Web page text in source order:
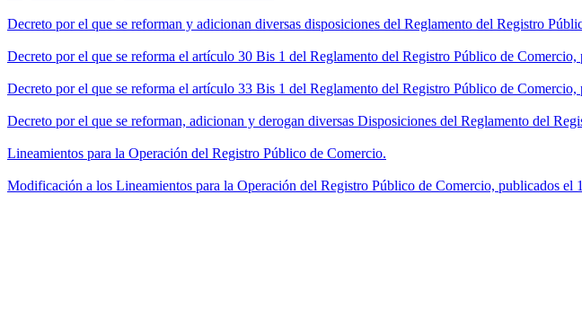
Decreto por el que se reforman y adicionan diversas disposiciones del Reglamento del Registro
Decreto por el que se reforma el artículo 30 Bis 1 del Reglamento del Registro Público de
Decreto por el que se reforma el artículo 33 Bis 1 del Reglamento del Registro Público de
Decreto por el que se reforman, adicionan y derogan diversas Disposiciones del Reglamento del
Lineamientos para la Operación del Registro Público de Comercio.
Modificación a los Lineamientos para la Operación del Registro Público de Comercio, publicados